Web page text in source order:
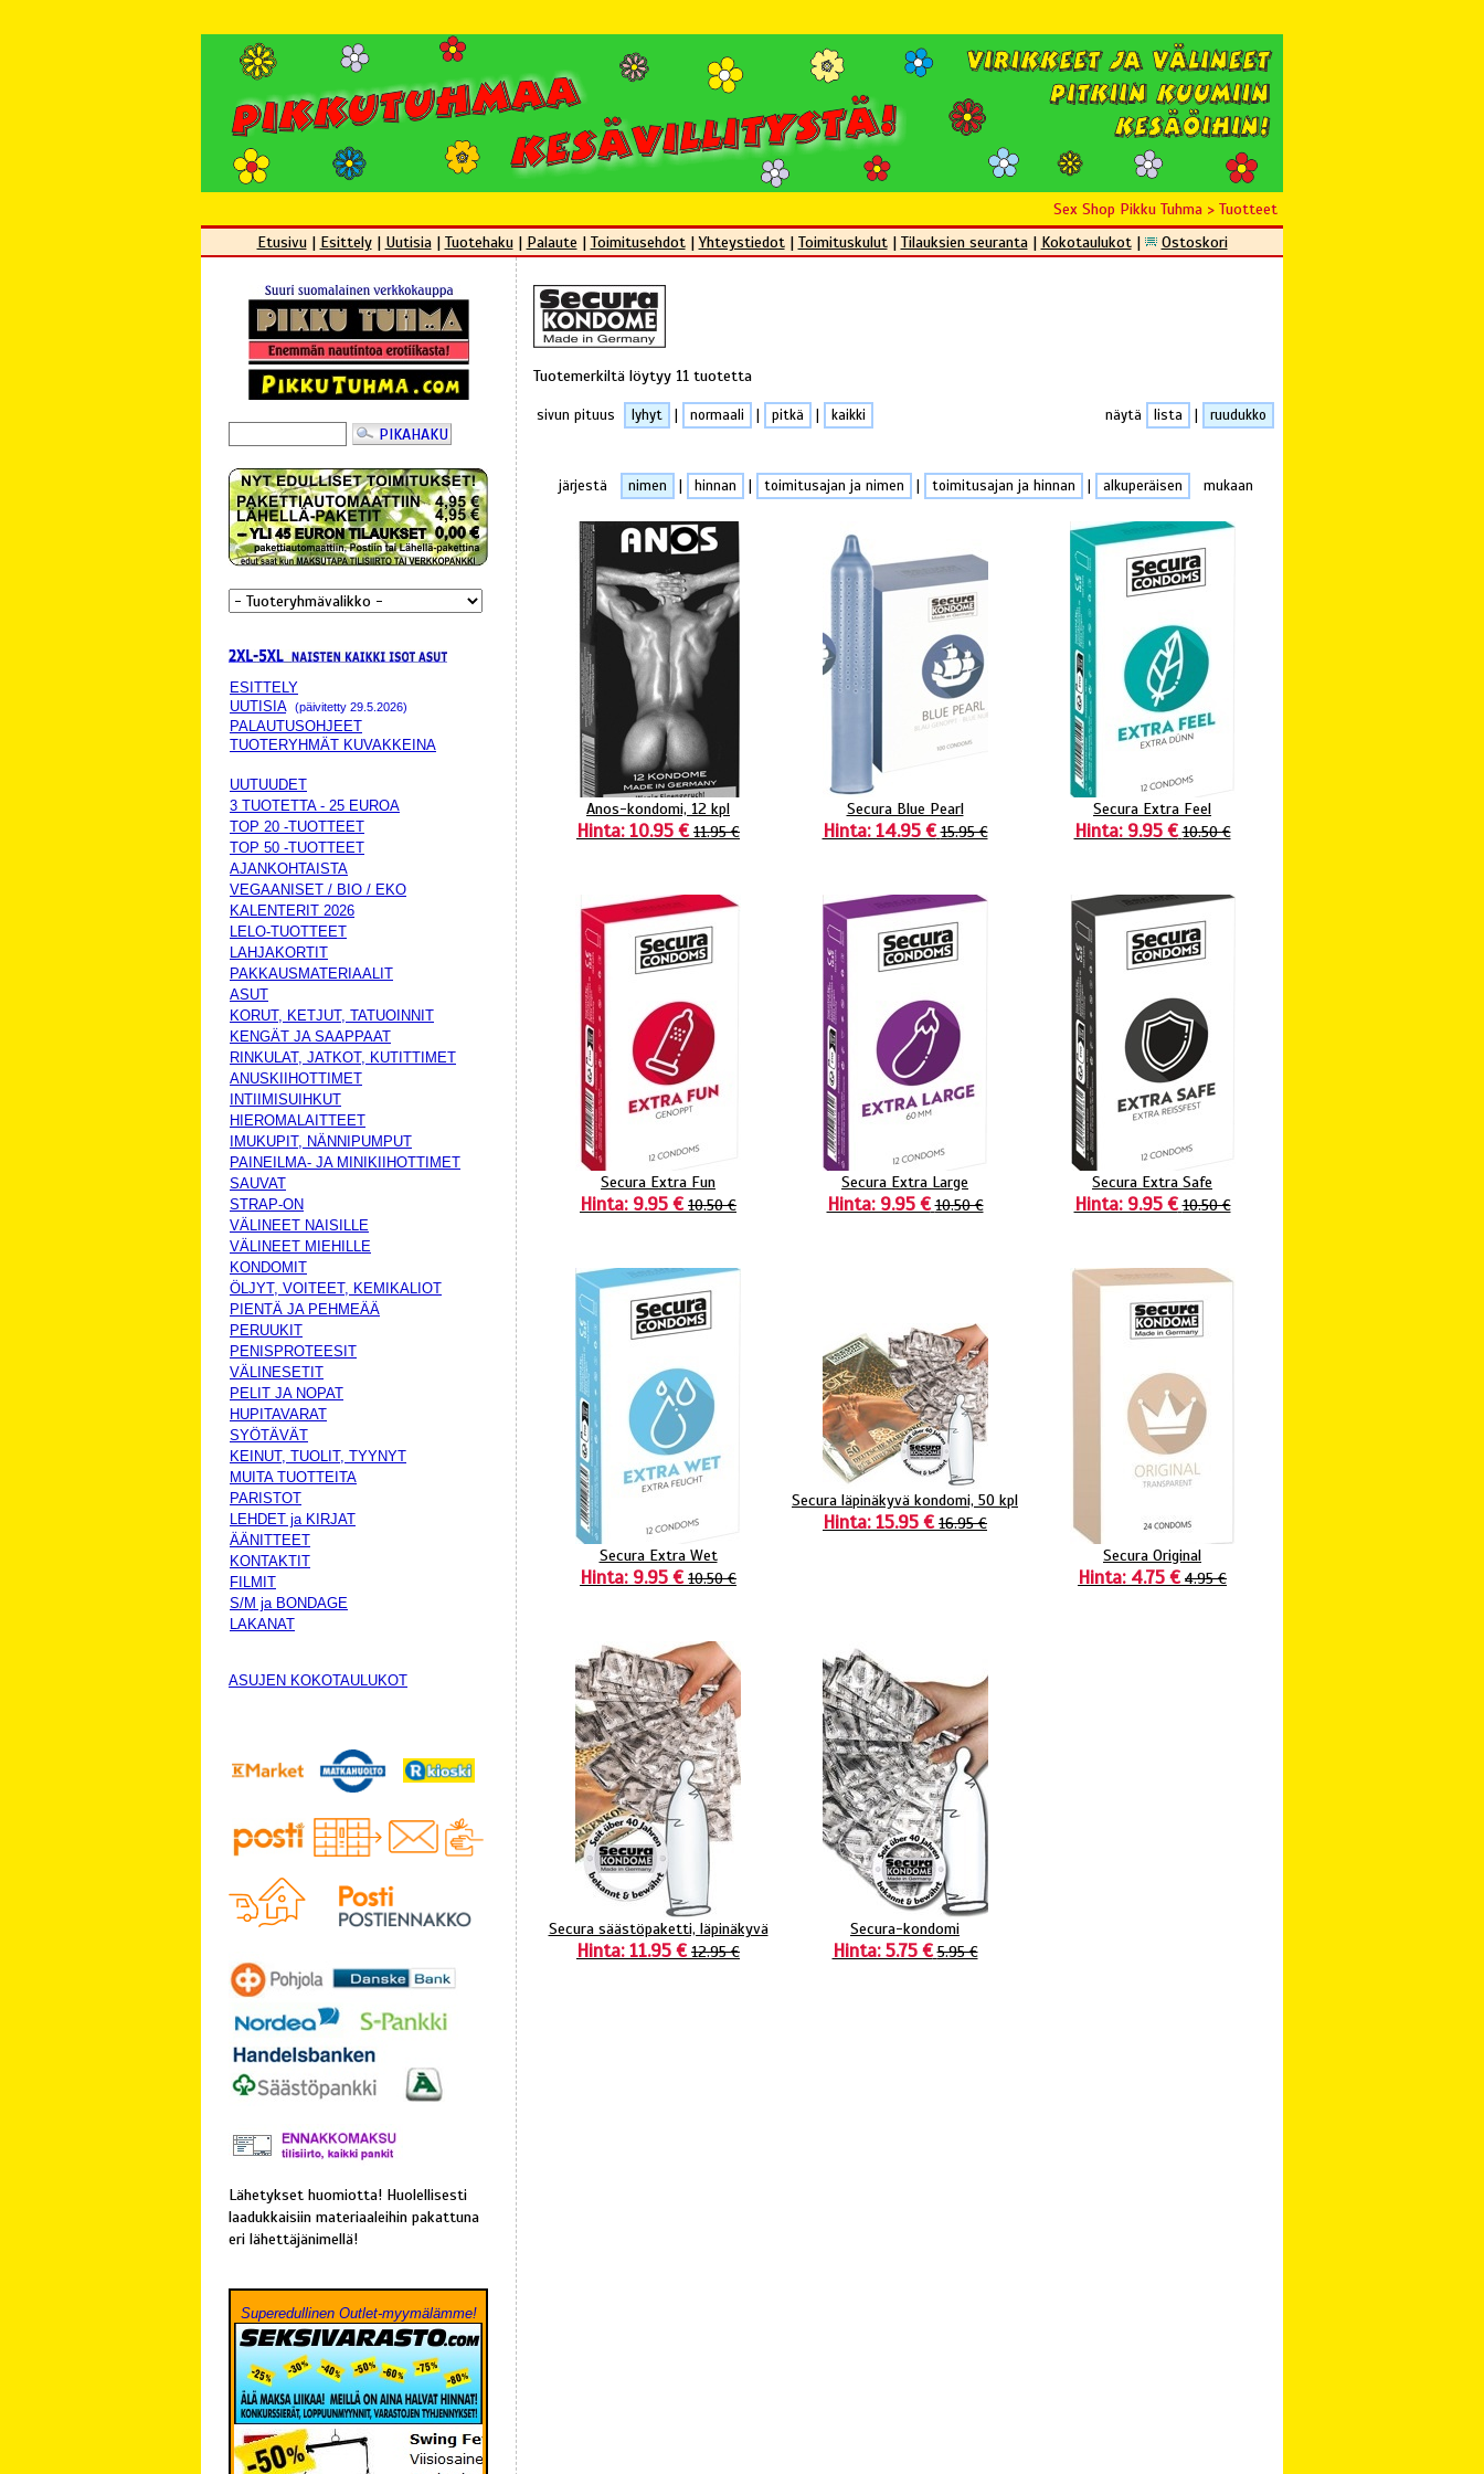
Sex Shop Pikku Tuhma > Tuotteet
Etusivu| Esittely| Uutisia| Tuotehaku| Palaute | Toimitusehdot|Yhteystiedot| Toimituskulut| Tilauksien seuranta| Kokotaulukot| Ostoskori
ESITTELY
UUTISIA
(päivitetty 29.5.2026)
PALAUTUSOHJEET
TUOTERYHMÄT KUVAKKEINA
UUTUUDET
3 TUOTETTA - 25 EUROA
TOP 20 -TUOTTEET
TOP 50 -TUOTTEET
AJANKOHTAISTA
VEGAANISET / BIO / EKO
KALENTERIT 2026
LELO-TUOTTEET
LAHJAKORTIT
PAKKAUSMATERIAALIT
ASUT
KORUT, KETJUT, TATUOINNIT
KENGÄT JA SAAPPAAT
RINKULAT, JATKOT, KUTITTIMET
ANUSKIIHOTTIMET
INTIIMISUIHKUT
HIEROMALAITTEET
IMUKUPIT, NÄNNIPUMPUT
PAINEILMA- JA MINIKIIHOTTIMET
SAUVAT
STRAP-ON
VÄLINEET NAISILLE
VÄLINEET MIEHILLE
KONDOMIT
ÖLJYT, VOITEET, KEMIKALIOT
PIENTÄ JA PEHMEÄÄ
PERUUKIT
PENISPROTEESIT
VÄLINESETIT
PELIT JA NOPAT
HUPITAVARAT
SYÖTÄVÄT
KEINUT, TUOLIT, TYYNYT
MUITA TUOTTEITA
PARISTOT
LEHDET ja KIRJAT
ÄÄNITTEET
KONTAKTIT
FILMIT
S/M ja BONDAGE
LAKANAT
ASUJEN KOKOTAULUKOT
Lähetykset huomiotta! Huolellisesti
laadukkaisiin materiaaleihin pakattuna
eri lähettäjänimellä!
Superedullinen Outlet-myymälämme!
Tuotemerkiltä löytyy 11 tuotetta
sivun pituus lyhyt normaali pitkä kaikki näytä lista ruudukko
järjestä nimen hinnan toimitusajan ja nimen toimitusajan ja hinnan alkuperäisen mukaan
Anos-kondomi, 12 kpl
Hinta: 10.95 € 11.95 €
Secura Blue Pearl
Hinta: 14.95 € 15.95 €
Secura Extra Feel
Hinta: 9.95 € 10.50 €
Secura Extra Fun
Hinta: 9.95 € 10.50 €
Secura Extra Large
Hinta: 9.95 € 10.50 €
Secura Extra Safe
Hinta: 9.95 € 10.50 €
Secura Extra Wet
Hinta: 9.95 € 10.50 €
Secura läpinäkyvä kondomi, 50 kpl
Hinta: 15.95 € 16.95 €
Secura Original
Hinta: 4.75 € 4.95 €
Secura säästöpaketti, läpinäkyvä
Hinta: 11.95 € 12.95 €
Secura-kondomi
Hinta: 5.75 € 5.95 €